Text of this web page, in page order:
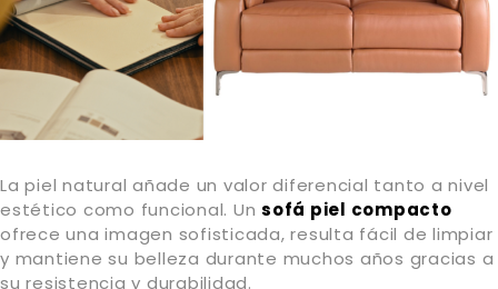
La piel natural añade un valor diferencial tanto a nivel
estético como funcional. Un sofá piel compacto
ofrece una imagen sofisticada, resulta fácil de limpiar
y mantiene su belleza durante muchos años gracias a
su resistencia y durabilidad.